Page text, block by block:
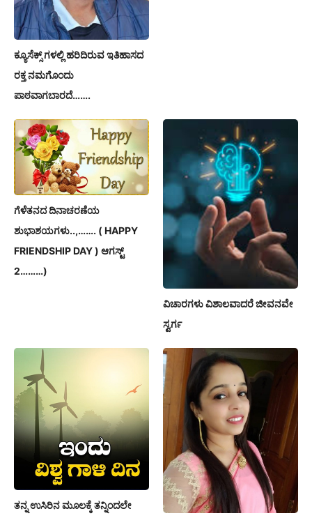
ಕ್ಯೂಸೆಕ್ಸ್ ಗಳಲ್ಲಿ ಹರಿದಿರುವ ಇತಿಹಾಸದ
ರಕ್ತ ನಮಗೊಂದು
ಪಾಠವಾಗಬಾರದೆ…….
ಗೆಳೆತನದ ದಿನಾಚರಣೆಯ
ಶುಭಾಶಯಗಳು..,……. ( HAPPY
FRIENDSHIP DAY ) ಆಗಸ್ಟ್
2………)
ವಿಚಾರಗಳು ವಿಶಾಲವಾದರೆ ಜೀವನವೇ
ಸ್ವರ್ಗ
ತನ್ನ ಉಸಿರಿನ ಮೂಲಕ್ಕೆ ತನ್ನಿಂದಲೇ